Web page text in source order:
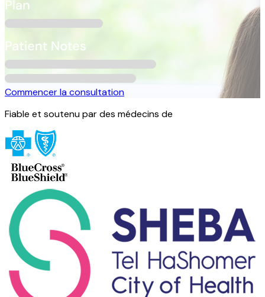
Commencer la consultation
Fiable et soutenu par des médecins de